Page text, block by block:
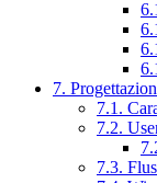
7.
7.1.
7.2.
7.3.